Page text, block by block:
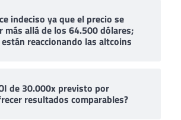
indeciso ya que el precio se
más allá de los 64.500 dólares;
reaccionando las altcoins
de 30.000x previsto por
resultados comparables?